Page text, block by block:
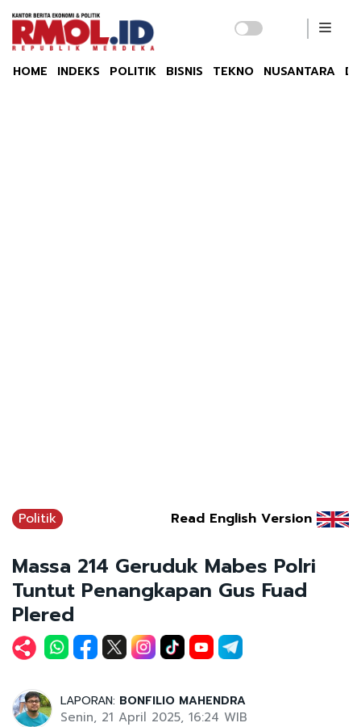
HOME INDEKS POLITIK BISNIS TEKNO NUSANTARA
Politik Read English Version
Massa 214 Geruduk Mabes Polri
Tuntut Penangkapan Gus Fuad
Plered
LAPORAN: BONFILIO MAHENDRA
Senin, 21 April 2025, 16:24 WIB